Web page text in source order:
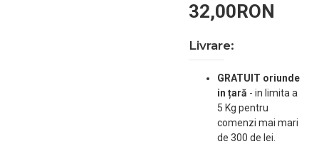
32,00RON
Livrare:
GRATUIT oriunde
in țară - in limita a
5 Kg pentru
comenzi mai mari
de 300 de lei.